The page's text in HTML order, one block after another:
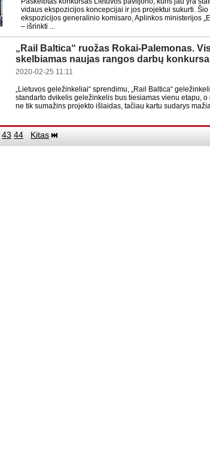
vidaus ekspozicijos koncepcijai ir jos projektui sukurti.
ekspozicijos generalinio komisaro, Aplinkos ministerijos
– išrinkti ...
„Rail Baltica“ ruožas Rokai-Palemonas.
skelbiamas naujas rangos darbų
2020-02-25 11:11
„Lietuvos geležinkeliai“ sprendimu, „Rail Baltica“
standarto dvikelis geležinkelis bus tiesiamas vienu etapu,
ne tik sumažins projekto išlaidas, tačiau kartu sudarys
43 44 Kitas